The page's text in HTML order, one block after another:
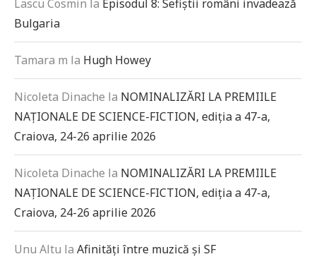
Lascu Cosmin la Episodul 8: Sefiștii români invadează
Bulgaria
Tamara m la Hugh Howey
Nicoleta Dinache la NOMINALIZĂRI LA PREMIILE
NAȚIONALE DE SCIENCE-FICTION, ediția a 47-a,
Craiova, 24-26 aprilie 2026
Nicoleta Dinache la NOMINALIZĂRI LA PREMIILE
NAȚIONALE DE SCIENCE-FICTION, ediția a 47-a,
Craiova, 24-26 aprilie 2026
Unu Altu la Afinități între muzică și SF